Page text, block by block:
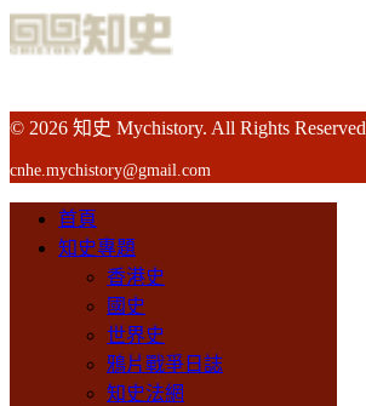
© 2026 知史 Mychistory. All Rights Reserved
cnhe.mychistory@gmail.com
首頁
知史專題
香港史
國史
世界史
鴉片戰爭日誌
知史法網